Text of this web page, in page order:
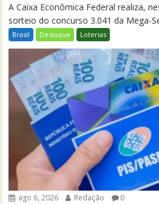
A Caixa Econômica Federal realiza,
sorteio do concurso 3.041 da Mega-
Brasil Destaque Loterias
ago 6, 2026 Redação 0